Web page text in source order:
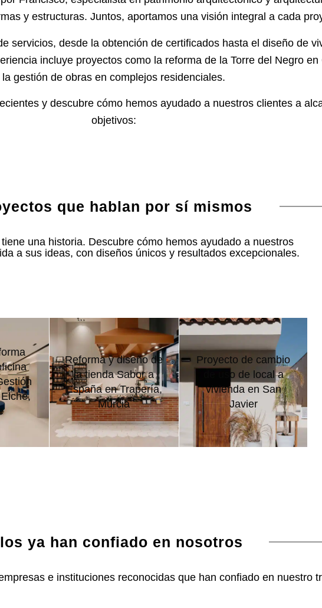
y estructuras. Juntos, aportamos una visión integral a cada
servicios, desde la obtención de certificados hasta el diseño de
incluye proyectos como la reforma de la Torre del Negro en
la gestión de obras en complejos residenciales.
y descubre cómo hemos ayudado a nuestros clientes a
objetivos:
que hablan por sí mismos
una historia. Descubre cómo hemos ayudado a nuestros
a sus ideas, con diseños únicos y resultados excepcionales.
Reforma y diseño de
la tienda Sabor a
España en Trapería,
Murcia
Proyecto de cambio
de uso de local a
vivienda en San
Javier
ya han confiado en nosotros
e instituciones reconocidas que han confiado en nuestro